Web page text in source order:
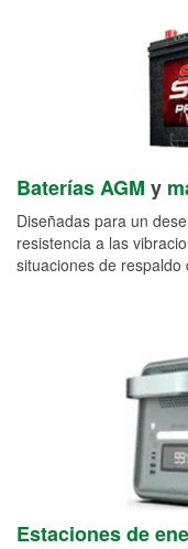
Baterías AGM y
Diseñadas para un
resistencia a las
situaciones de respaldo
Estaciones de